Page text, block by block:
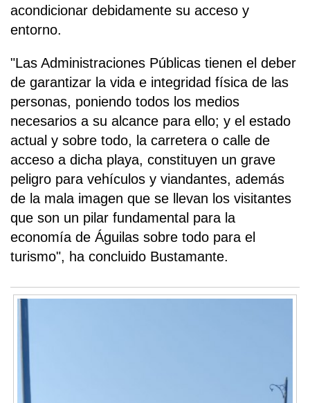
acondicionar debidamente su acceso y
entorno.
"Las Administraciones Públicas tienen el deber
de garantizar la vida e integridad física de las
personas, poniendo todos los medios
necesarios a su alcance para ello; y el estado
actual y sobre todo, la carretera o calle de
acceso a dicha playa, constituyen un grave
peligro para vehículos y viandantes, además
de la mala imagen que se llevan los visitantes
que son un pilar fundamental para la
economía de Águilas sobre todo para el
turismo", ha concluido Bustamante.